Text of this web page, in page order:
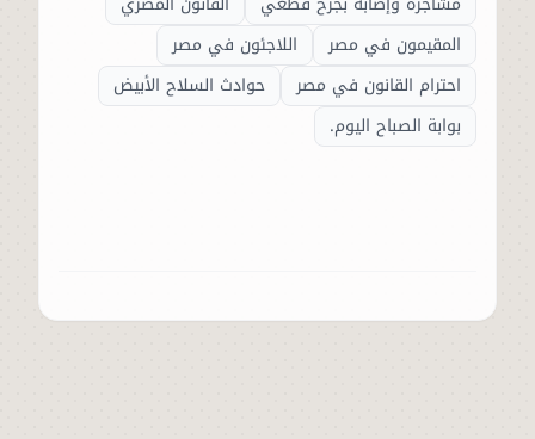
المقيمون في مصر
اللاجئون في مصر
احترام القانون في مصر
حوادث السلاح الأبيض
بوابة الصباح اليوم.